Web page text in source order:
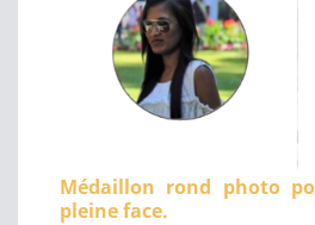
Médaillon rond photo
pleine face.